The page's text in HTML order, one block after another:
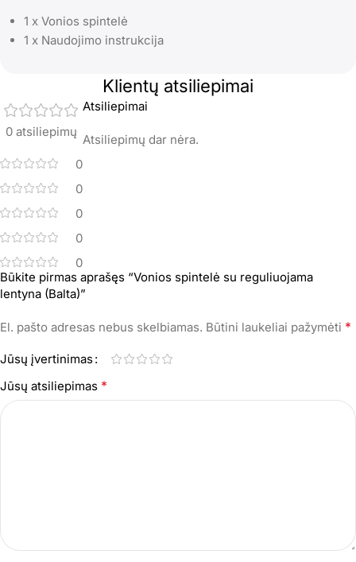
1 x Vonios spintelė
1 x Naudojimo instrukcija
Klientų atsiliepimai
0 atsiliepimų
0
0
0
0
0
Atsiliepimai
Atsiliepimų dar nėra.
Būkite pirmas aprašęs “Vonios spintelė su reguliuojama
lentyna (Balta)”
El. pašto adresas nebus skelbiamas. Būtini laukeliai pažymėti *
Jūsų įvertinimas
Jūsų atsiliepimas *